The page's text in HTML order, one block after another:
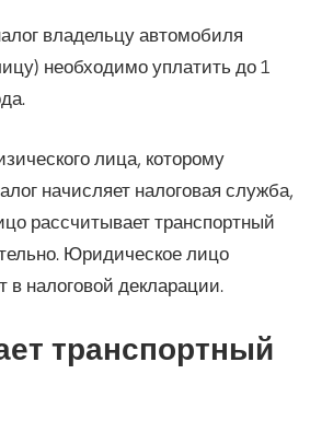
владельцу автомобиля
необходимо уплатить до 1
лица, которому
начисляет налоговая служба,
рассчитывает транспортный
Юридическое лицо
в налоговой декларации.
транспортный